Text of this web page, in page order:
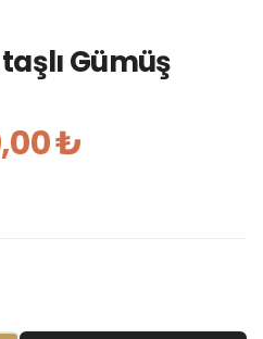
Gümüş
₺